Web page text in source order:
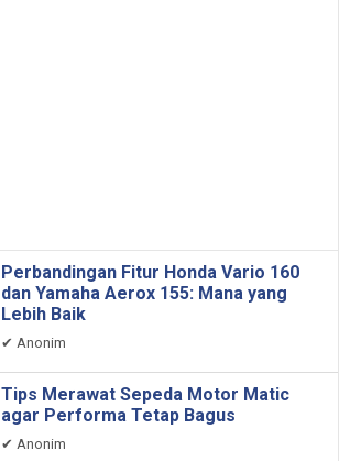
Perbandingan Fitur Honda Vario 160
dan Yamaha Aerox 155: Mana yang
Lebih Baik
✔ Anonim
Tips Merawat Sepeda Motor Matic
agar Performa Tetap Bagus
✔ Anonim